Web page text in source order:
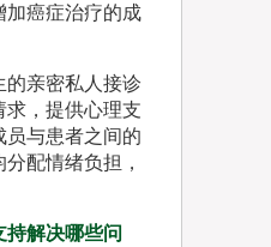
加癌症治疗的成
的亲密私人接诊
求，提供心理支
与患者之间的
配情绪负担，
持解决哪些问